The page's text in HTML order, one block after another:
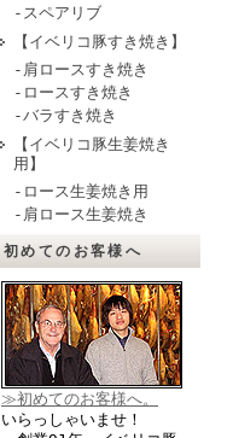
-スペアリブ
【イベリコ豚すき焼き】
-肩ロースすき焼き
-ロースすき焼き
-バラすき焼き
【イベリコ豚生姜焼き
用】
-ロース生姜焼き用
-肩ロース生姜焼き
初めてのお客様へ
≫初めてのお客様へ。
いらっしゃいませ！